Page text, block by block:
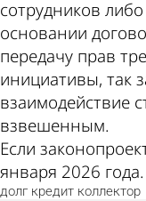
сотрудников
основании
передачу прав
инициативы, так
взаимодействие
взвешенным.
Если
января 2026 года.
долг кредит коллектор